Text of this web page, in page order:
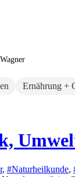
Ernährung +
, #Naturheilkunde,